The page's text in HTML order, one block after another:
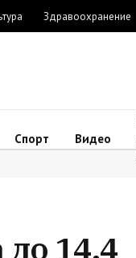
Здравоохранение
Спорт Видео
14,4